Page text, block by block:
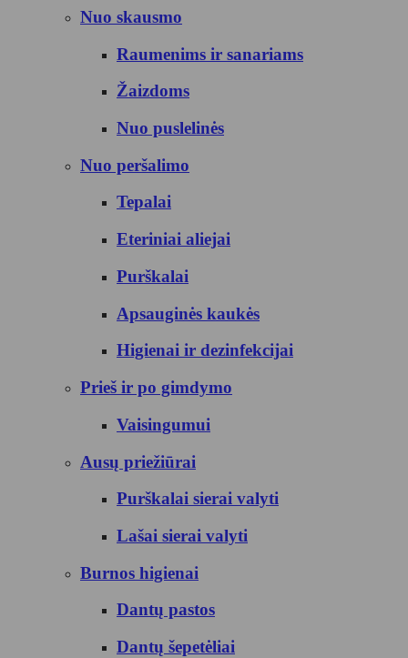
Nuo skausmo
Raumenims ir sanariams
Žaizdoms
Nuo puslelinės
Nuo peršalimo
Tepalai
Eteriniai aliejai
Purškalai
Apsauginės kaukės
Higienai ir dezinfekcijai
Prieš ir po gimdymo
Vaisingumui
Ausų priežiūrai
Purškalai sierai valyti
Lašai sierai valyti
Burnos higienai
Dantų pastos
Dantų šepetėliai